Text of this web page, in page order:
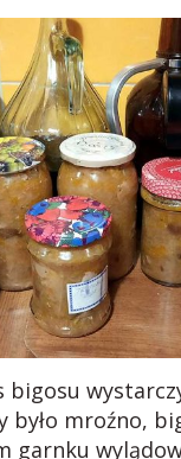
bigosu
było mroźno,
garnku